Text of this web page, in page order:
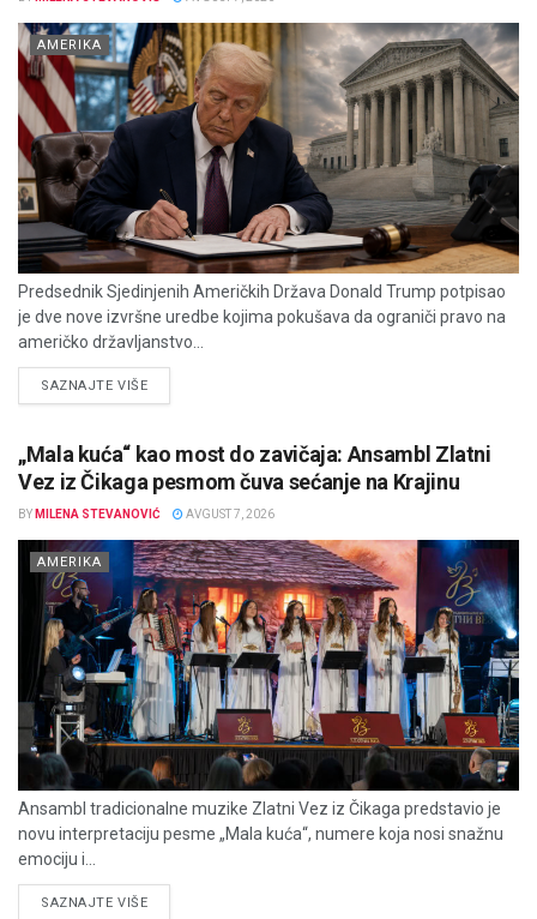
AMERIKA
Predsednik Sjedinjenih Američkih Država Donald Trump potpisao
je dve nove izvršne uredbe kojima pokušava da ograniči pravo na
američko državljanstvo...
SAZNAJTE VIŠEDETAILS
„Mala kuća“ kao most do zavičaja: Ansambl Zlatni
Vez iz Čikaga pesmom čuva sećanje na Krajinu
BY MILENA STEVANOVIĆ AVGUST 7, 2026
AMERIKA
Ansambl tradicionalne muzike Zlatni Vez iz Čikaga predstavio je
novu interpretaciju pesme „Mala kuća“, numere koja nosi snažnu
emociju i...
SAZNAJTE VIŠEDETAILS